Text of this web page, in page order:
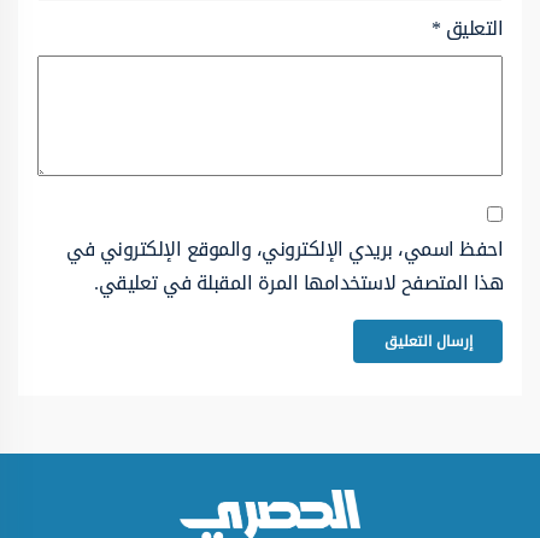
التعليق*
احفظ اسمي، بريدي الإلكتروني، والموقع الإلكتروني في
هذا المتصفح لاستخدامها المرة المقبلة في تعليقي.